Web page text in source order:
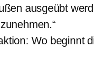
ausgeübt
Wo beginnt